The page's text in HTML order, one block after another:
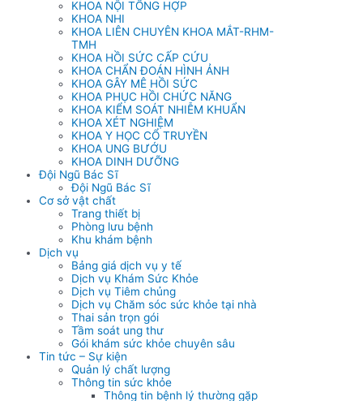
KHOA NỘI TỔNG HỢP
KHOA NHI
KHOA LIÊN CHUYÊN KHOA MẮT-RHM-
TMH
KHOA HỒI SỨC CẤP CỨU
KHOA CHẨN ĐOÁN HÌNH ẢNH
KHOA GÂY MÊ HỒI SỨC
KHOA PHỤC HỒI CHỨC NĂNG
KHOA KIỂM SOÁT NHIỄM KHUẨN
KHOA XÉT NGHIỆM
KHOA Y HỌC CỔ TRUYỀN
KHOA UNG BƯỚU
KHOA DINH DƯỠNG
Đội Ngũ Bác Sĩ
Đội Ngũ Bác Sĩ
Cơ sở vật chất
Trang thiết bị
Phòng lưu bệnh
Khu khám bệnh
Dịch vụ
Bảng giá dịch vụ y tế
Dịch vụ Khám Sức Khỏe
Dịch vụ Tiêm chủng
Dịch vụ Chăm sóc sức khỏe tại nhà
Thai sản trọn gói
Tầm soát ung thư
Gói khám sức khỏe chuyên sâu
Tin tức – Sự kiện
Quản lý chất lượng
Thông tin sức khỏe
Thông tin bệnh lý thường gặp